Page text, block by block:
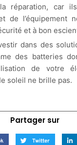
réparation, car
de l’équipement
et à bon
dans des
des batteries
de votre
soleil ne brille pas.
Partager sur
Twitter